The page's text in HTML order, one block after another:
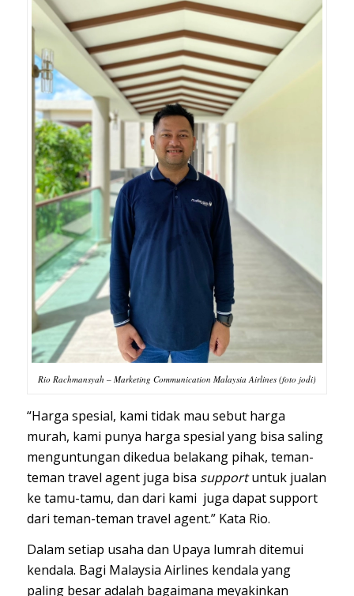
Rio Rachmansyah – Marketing Communication Malaysia Airlines (foto jodi)
“Harga spesial, kami tidak mau sebut harga
murah, kami punya harga spesial yang bisa saling
menguntungan dikedua belakang pihak, teman-
teman travel agent juga bisa supportuntuk jualan
ke tamu-tamu, dan dari kami juga dapat support
dari teman-teman travel agent.” Kata Rio.
Dalam setiap usaha dan Upaya lumrah ditemui
kendala. Bagi Malaysia Airlines kendala yang
paling besar adalah bagaimana meyakinkan